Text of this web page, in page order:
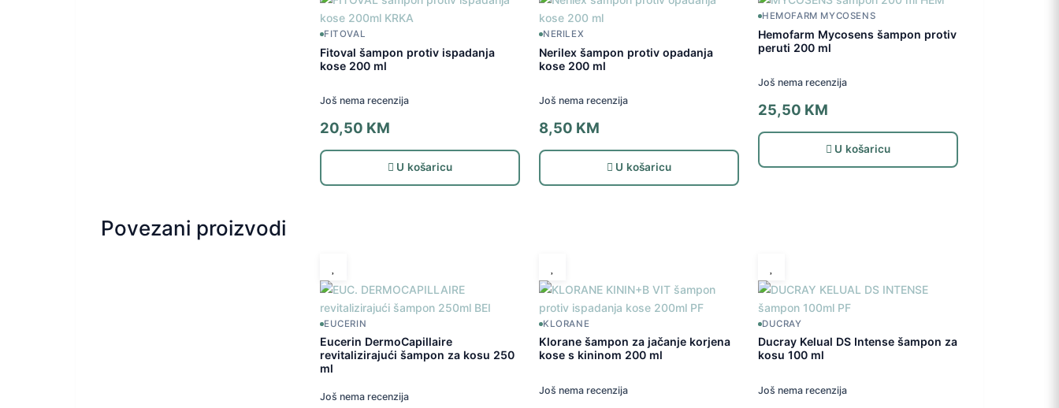
FITOVAL
Fitoval šampon protiv ispadanja
kose 200 ml
Još nema recenzija
20,50 KM
U košaricu
NERILEX
Nerilex šampon protiv opadanja
kose 200 ml
Još nema recenzija
8,50 KM
U košaricu
HEMOFARM MYCOSENS
Hemofarm Mycosens šampon protiv
peruti 200 ml
Još nema recenzija
25,50 KM
U košaricu
Povezani proizvodi
EUCERIN
Eucerin DermoCapillaire
revitalizirajući šampon za kosu 250
ml
Još nema recenzija
KLORANE
Klorane šampon za jačanje korjena
kose s kininom 200 ml
Još nema recenzija
DUCRAY
Ducray Kelual DS Intense šampon za
kosu 100 ml
Još nema recenzija